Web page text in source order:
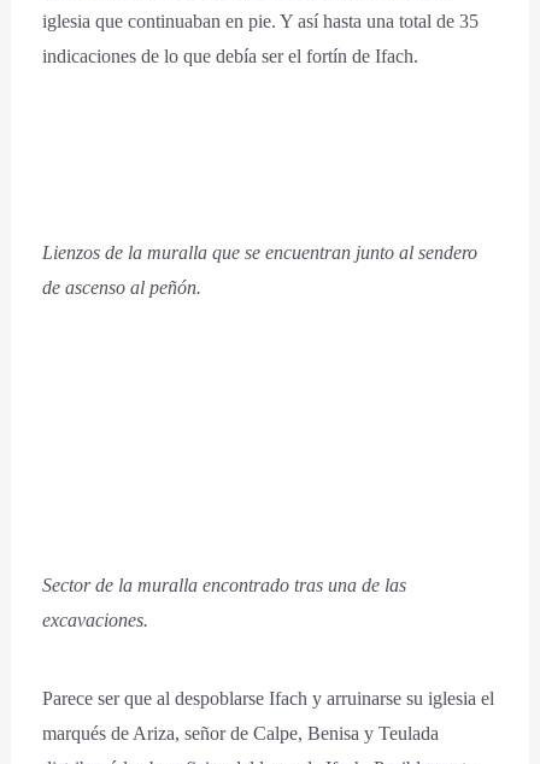
iglesia que continuaban en pie. Y así hasta una total de 35
indicaciones de lo que debía ser el fortín de Ifach.
Lienzos de la muralla que se encuentran junto al sendero
de ascenso al peñón.
Sector de la muralla encontrado tras una de las
excavaciones.
Parece ser que al despoblarse Ifach y arruinarse su iglesia el
marqués de Ariza, señor de Calpe, Benisa y Teulada